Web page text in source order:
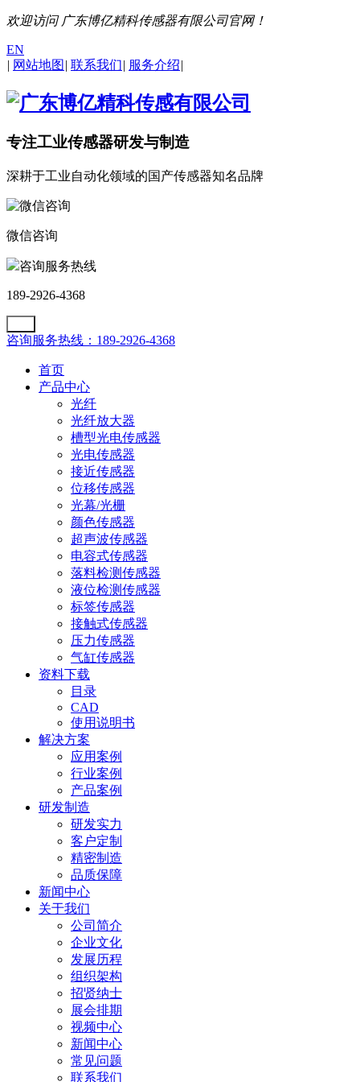
欢迎访问 广东博亿精科传感器有限公司官网！
EN
| 网站地图 | 联系我们| 服务介绍|
专注工业传感器研发与制造
深耕于工业自动化领域的国产传感器知名品牌
微信咨询
咨询服务热线
189-2926-4368
咨询服务热线：189-2926-4368
首页
产品中心
光纤
光纤放大器
槽型光电传感器
光电传感器
接近传感器
位移传感器
光幕/光栅
颜色传感器
超声波传感器
电容式传感器
落料检测传感器
液位检测传感器
标签传感器
接触式传感器
压力传感器
气缸传感器
资料下载
目录
CAD
使用说明书
解决方案
应用案例
行业案例
产品案例
研发制造
研发实力
客户定制
精密制造
品质保障
新闻中心
关于我们
公司简介
企业文化
发展历程
组织架构
招贤纳士
展会排期
视频中心
新闻中心
常见问题
联系我们